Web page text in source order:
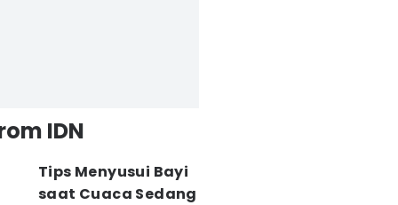
IDN
Tips Menyusui Bayi
saat Cuaca Sedang